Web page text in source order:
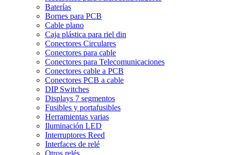
Baterías
Bornes para PCB
Cable plano
Caja plástica para riel din
Conectores Circulares
Conectores para cable
Conectores para Telecomunicaciones
Conectores cable a PCB
Conectores PCB a cable
DIP Switches
Displays 7 segmentos
Fusibles y portafusibles
Herramientas varias
Iluminación LED
Interruptores Reed
Interfaces de relé
Otros relés